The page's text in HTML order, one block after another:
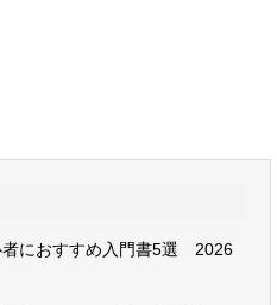
者におすすめ入門書5選 2026